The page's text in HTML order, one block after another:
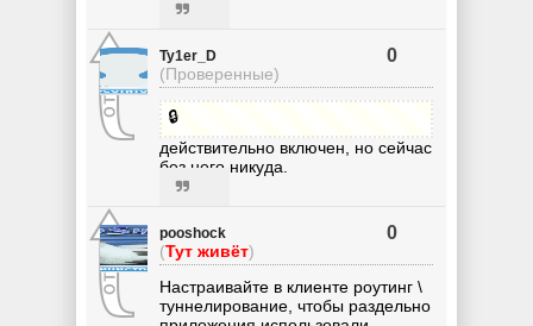
Ty1er_D
(Проверенные)
0
🔒
действительно включен, но сейчас
без него никуда.
pooshock
(Тут живёт)
0
Настраивайте в клиенте роутинг \
туннелирование, чтобы раздельно